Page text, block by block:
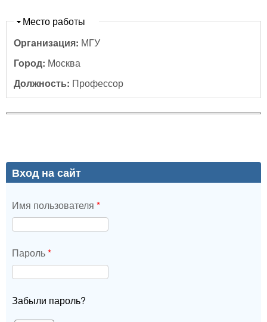
Скрыть
Место работы
Организация: МГУ
Город: Москва
Должность: Профессор
Вход на сайт
Имя пользователя *
Пароль*
Забыли пароль?